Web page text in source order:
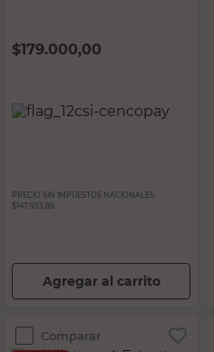
$179.000,00
PRECIO SIN IMPUESTOS NACIONALES:
$147.933,89
Agregar al carrito
Comparar